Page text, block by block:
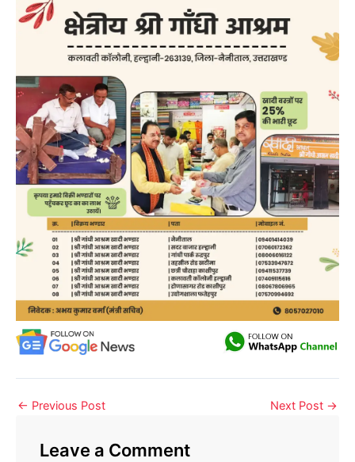
← Previous Post Next Post →
Leave a Comment